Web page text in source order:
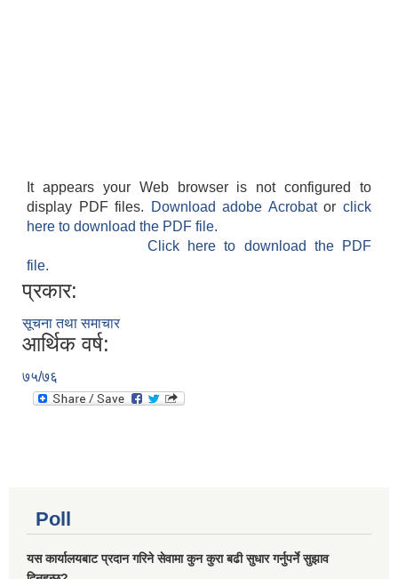
It appears your Web browser is not configured to
display PDF files.
Download adobe Acrobatorclick
here to download the PDF file.
Click here to download the PDF
file.
प्रकार:
सूचना तथा समाचार
आर्थिक वर्ष:
७५/७६
Poll
यस कार्यालयबाट प्रदान गरिने सेवामा कुन कुरा बढी सुधार गर्नुपर्ने सुझाव